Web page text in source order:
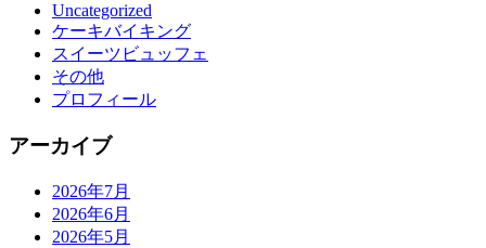
Uncategorized
ケーキバイキング
スイーツビュッフェ
その他
プロフィール
アーカイブ
2026年7月
2026年6月
2026年5月